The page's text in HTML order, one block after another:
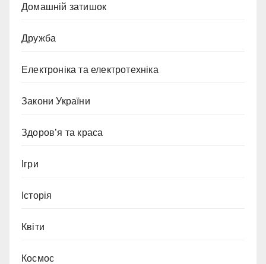
Домашній затишок
Дружба
Електроніка та електротехніка
Закони України
Здоров’я та краса
Ігри
Історія
Квіти
Космос